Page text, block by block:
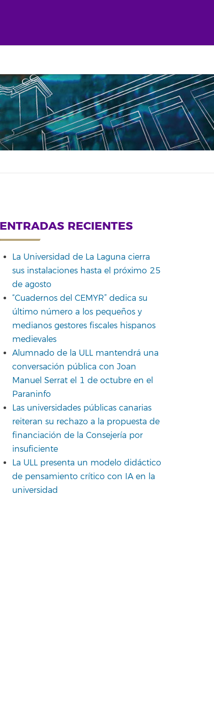
ENTRADAS RECIENTES
La Universidad de La Laguna cierra
sus instalaciones hasta el próximo 25
de agosto
“Cuadernos del CEMYR” dedica su
último número a los pequeños y
medianos gestores fiscales hispanos
medievales
Alumnado de la ULL mantendrá una
conversación pública con Joan
Manuel Serrat el 1 de octubre en el
Paraninfo
Las universidades públicas canarias
reiteran su rechazo a la propuesta de
financiación de la Consejería por
insuficiente
La ULL presenta un modelo didáctico
de pensamiento crítico con IA en la
universidad